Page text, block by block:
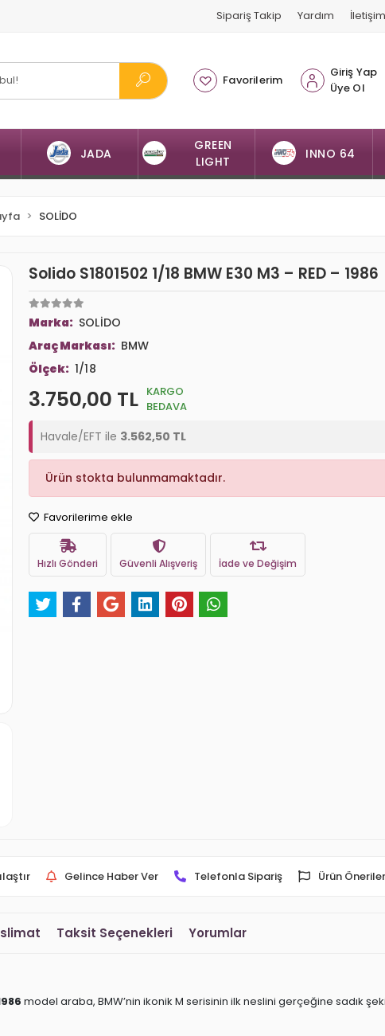
Sipariş Takip Yardım İletişim
Favorilerim
Giriş Yap
Üye Ol
JADA
GREEN
LIGHT
INNO 64
SOLİDO
Solido S1801502 1/18 BMW E30 M3 – RED – 1986
Marka: SOLİDO
Araç Markası: BMW
Ölçek: 1/18
3.750,00 TL KARGO
BEDAVA
Havale/EFT ile 3.562,50 TL
Ürün stokta bulunmamaktadır.
Favorilerime ekle
Hızlı Gönderi Güvenli Alışveriş İade ve Değişim
Gelince Haber Ver Telefonla Sipariş Ürün
Taksit Seçenekleri Yorumlar
model araba, BMW’nin ikonik M serisinin ilk neslini gerçeğine sadık